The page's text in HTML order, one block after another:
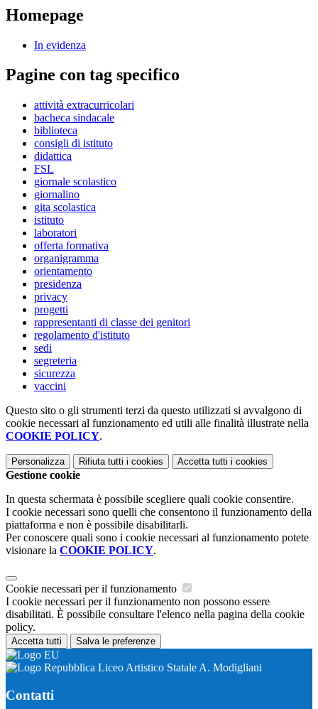
Homepage
In evidenza
Pagine con tag specifico
attività extracurricolari
bacheca sindacale
biblioteca
consigli di istituto
didattica
FSL
giornale scolastico
giornalino
gita scolastica
istituto
laboratori
offerta formativa
organigramma
orientamento
presidenza
privacy
progetti
rappresentanti di classe dei genitori
regolamento d'istituto
sedi
segreteria
sicurezza
vaccini
Questo sito o gli strumenti terzi da questo utilizzati si avvalgono di
cookie necessari al funzionamento ed utili alle finalità illustrate nella
COOKIE POLICY.
Personalizza Rifiuta tutti i cookies Accetta tutti i cookies
Gestione cookie
In questa schermata è possibile scegliere quali cookie consentire.
I cookie necessari sono quelli che consentono il funzionamento della
piattaforma e non è possibile disabilitarli.
Per conoscere quali sono i cookie necessari al funzionamento potete
visionare la COOKIE POLICY.
Cookie necessari per il funzionamento
I cookie necessari per il funzionamento non possono essere
disabilitati. È possibile consultare l'elenco nella pagina della cookie
policy.
Accetta tutti Salva le preferenze
Liceo Artistico Statale A. Modigliani
Contatti